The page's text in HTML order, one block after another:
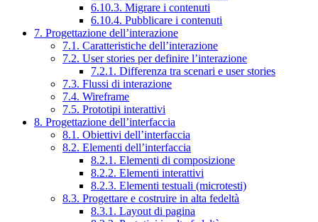
6.10.3. Migrare i contenuti
6.10.4. Pubblicare i contenuti
7. Progettazione dell’interazione
7.1. Caratteristiche dell’interazione
7.2. User stories per definire l’interazione
7.2.1. Differenza tra scenari e user stories
7.3. Flussi di interazione
7.4. Wireframe
7.5. Prototipi interattivi
8. Progettazione dell’interfaccia
8.1. Obiettivi dell’interfaccia
8.2. Elementi dell’interfaccia
8.2.1. Elementi di composizione
8.2.2. Elementi interattivi
8.2.3. Elementi testuali (microtesti)
8.3. Progettare e costruire in alta fedeltà
8.3.1. Layout di pagina